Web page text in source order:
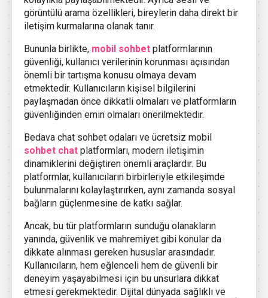
görüntülü arama özellikleri, bireylerin daha direkt bir
iletişim kurmalarına olanak tanır.
Bununla birlikte, mobil sohbet platformlarının
güvenliği, kullanıcı verilerinin korunması açısından
önemli bir tartışma konusu olmaya devam
etmektedir. Kullanıcıların kişisel bilgilerini
paylaşmadan önce dikkatli olmaları ve platformların
güvenliğinden emin olmaları önerilmektedir.
Bedava chat sohbet odaları ve ücretsiz mobil
sohbet chat platformları, modern iletişimin
dinamiklerini değiştiren önemli araçlardır. Bu
platformlar, kullanıcıların birbirleriyle etkileşimde
bulunmalarını kolaylaştırırken, aynı zamanda sosyal
bağların güçlenmesine de katkı sağlar.
Ancak, bu tür platformların sunduğu olanakların
yanında, güvenlik ve mahremiyet gibi konular da
dikkate alınması gereken hususlar arasındadır.
Kullanıcıların, hem eğlenceli hem de güvenli bir
deneyim yaşayabilmesi için bu unsurlara dikkat
etmesi gerekmektedir. Dijital dünyada sağlıklı ve